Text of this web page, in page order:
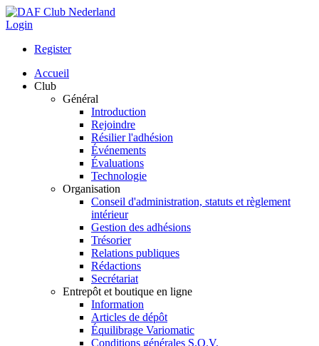
Login
Register
Accueil
Club
Général
Introduction
Rejoindre
Résilier l'adhésion
Événements
Évaluations
Technologie
Organisation
Conseil d'administration, statuts et règlement
intérieur
Gestion des adhésions
Trésorier
Relations publiques
Rédactions
Secrétariat
Entrepôt et boutique en ligne
Information
Articles de dépôt
Équilibrage Variomatic
Conditions générales S.O.V.